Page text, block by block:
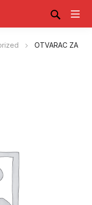
OTVARAC ZA